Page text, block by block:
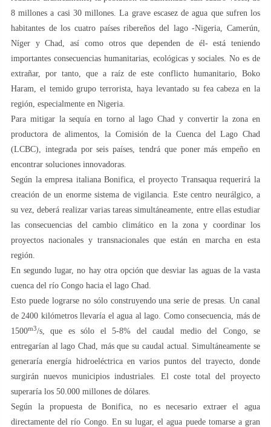
8 millones a casi 30 millones. La grave escasez de agua que sufren los
habitantes de los cuatro países ribereños del lago -Nigeria, Camerún,
Níger y Chad, así como otros que dependen de él- está teniendo
importantes consecuencias humanitarias, ecológicas y sociales. No es de
extrañar, por tanto, que a raíz de este conflicto humanitario, Boko
Haram, el temido grupo terrorista, haya levantado su fea cabeza en la
región, especialmente en Nigeria.
Para mitigar la sequía en torno al lago Chad y convertir la zona en
productora de alimentos, la Comisión de la Cuenca del Lago Chad
(LCBC), integrada por seis países, tendrá que poner más empeño en
encontrar soluciones innovadoras.
Según la empresa italiana Bonifica, el proyecto Transaqua requerirá la
creación de un enorme sistema de vigilancia. Este centro neurálgico, a
su vez, deberá realizar varias tareas simultáneamente, entre ellas estudiar
las consecuencias del cambio climático en la zona y coordinar los
proyectos nacionales y transnacionales que están en marcha en esta
región.
En segundo lugar, no hay otra opción que desviar las aguas de la vasta
cuenca del río Congo hacia el lago Chad.
Esto puede lograrse no sólo construyendo una serie de presas. Un canal
de 2400 kilómetros llevaría el agua al lago. Como consecuencia, más de
1500m3/s, que es sólo el 5-8% del caudal medio del Congo, se
entregarían al lago Chad, más que su caudal actual. Simultáneamente se
generaría energía hidroeléctrica en varios puntos del trayecto, donde
surgirán nuevos municipios industriales. El coste total del proyecto
superaría los 50.000 millones de dólares.
Según la propuesta de Bonifica, no es necesario extraer el agua
directamente del río Congo. En su lugar, el agua puede tomarse a gran